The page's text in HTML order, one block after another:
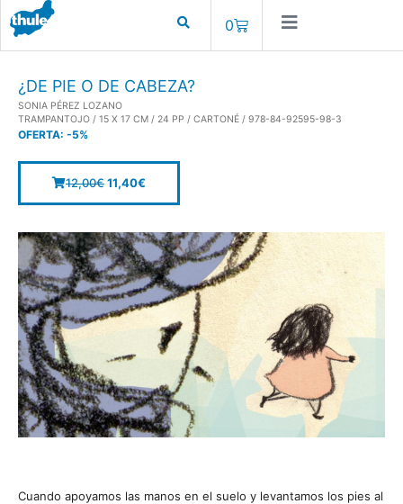
0
¿DE PIE O DE CABEZA?
SONIA PÉREZ LOZANO
TRAMPANTOJO / 15 X 17 CM / 24 PP / CARTONÉ / 978-84-92595-98-3
OFERTA: -5%
12,00€11,40€
Cuando apoyamos las manos en el suelo y levantamos los pies al